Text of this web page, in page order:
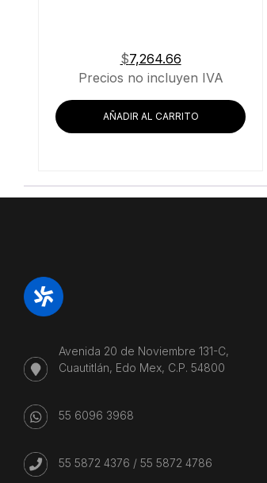
$7,264.66
Precios no incluyen IVA
AÑADIR AL CARRITO
Avenida 20 de Noviembre 131-C,
Cuautitlán, Edo Mex, C.P. 54800
55 6096 3968
55 5872 4376 / 55 5872 4786